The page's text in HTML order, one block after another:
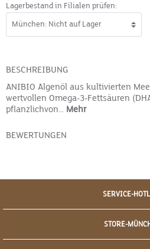
Lagerbestand in Filialen prüfen:
BESCHREIBUNG
ANIBIO Algenöl aus kultivierten
wertvollen Omega-3-Fettsäuren
pflanzlichvon… Mehr
BEWERTUNGEN
SERVICE-
STORE-